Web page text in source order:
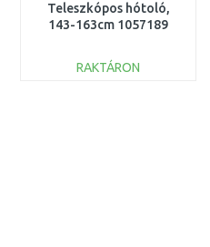
Teleszkópos hótoló,
143-163cm 1057189
RAKTÁRON